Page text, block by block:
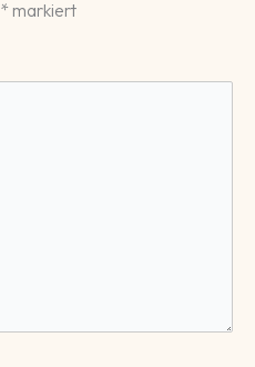
* markiert